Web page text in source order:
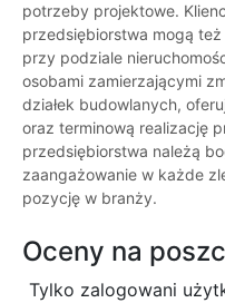
potrzeby projektowe.
przedsiębiorstwa mogą
przy podziale
osobami zamierzającymi
działek budowlanych,
oraz terminową realizację
przedsiębiorstwa należą
zaangażowanie w każde
pozycję w branży.
Oceny na
Tylko zalogowani